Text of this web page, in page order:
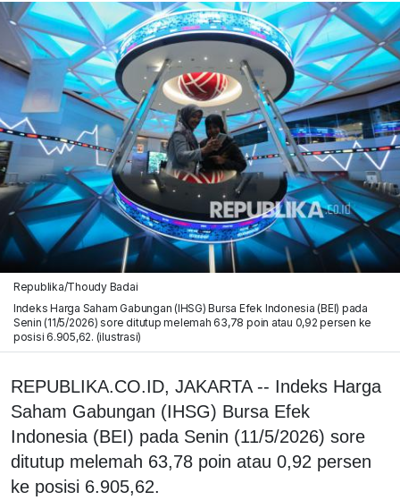
Republika/Thoudy Badai
Indeks Harga Saham Gabungan (IHSG) Bursa Efek Indonesia (BEI) pada
Senin (11/5/2026) sore ditutup melemah 63,78 poin atau 0,92 persen ke
posisi 6.905,62. (ilustrasi)
REPUBLIKA.CO.ID, JAKARTA -- Indeks Harga
Saham Gabungan (IHSG) Bursa Efek
Indonesia (BEI) pada Senin (11/5/2026) sore
ditutup melemah 63,78 poin atau 0,92 persen
ke posisi 6.905,62.